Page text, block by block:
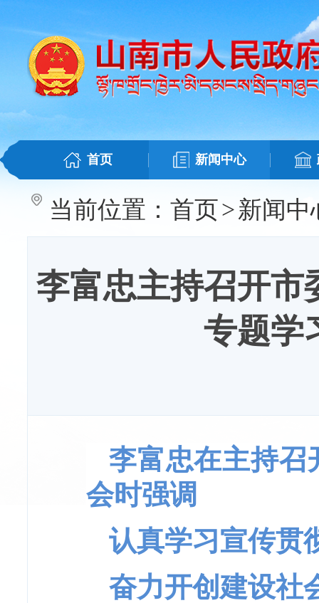
首页 新闻中心
当前位置： 首页>新闻中
李富忠主持召开市
专题学
李富忠在主持召
会时强调
认真学习宣传贯
奋力开创建设社